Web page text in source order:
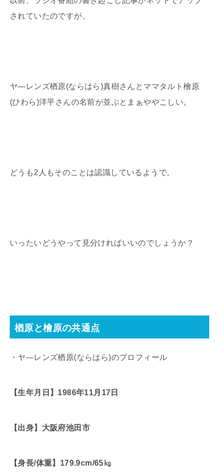
されていたのですが、
ヤ―レンズ楢原(ならはら)真樹さんとママタルト檜原
(ひわら)洋平さんの名前が並ぶとまぁややこしい。
どうも2 人もそのことは認識しているようで。
いったいどうやって見分ければいいのでしょうか？
楢原と檜原の共通点
・ヤ―レンズ楢原(ならはら)のプロフィール
【生年月日】1986年11月17日
【出身】大阪府池田市
【身長/体重】179.9cm/65㎏